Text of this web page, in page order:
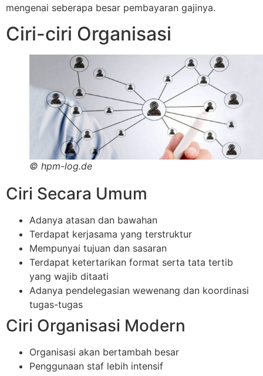
mengenai seberapa besar pembayaran gajinya.
Ciri-ciri Organisasi
© hpm-log.de
Ciri Secara Umum
Adanya atasan dan bawahan
Terdapat kerjasama yang terstruktur
Mempunyai tujuan dan sasaran
Terdapat ketertarikan format serta tata tertib
yang wajib ditaati
Adanya pendelegasian wewenang dan koordinasi
tugas-tugas
Ciri Organisasi Modern
Organisasi akan bertambah besar
Penggunaan staf lebih intensif